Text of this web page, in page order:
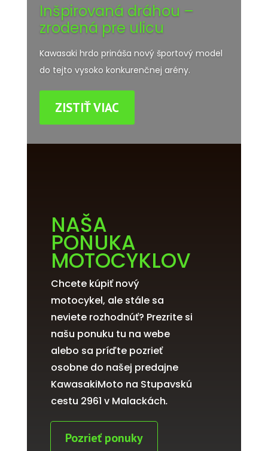
Inšpirovaná dráhou –
zrodená pre ulicu
Kawasaki hrdo prináša nový športový model
do tejto vysoko konkurenčnej arény.
ZISTIŤ VIAC
NAŠA
PONUKA
MOTOCYKLOV
Chcete kúpiť nový
motocykel, ale stále sa
neviete rozhodnúť? Prezrite si
našu ponuku tu na webe
alebo sa príďte pozrieť
osobne do našej predajne
KawasakiMoto na Stupavskú
cestu 2961 v Malackách.
Pozrieť ponuky